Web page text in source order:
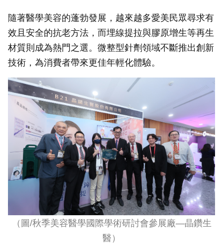
隨著醫學美容的蓬勃發展，越來越多愛美民眾尋求有
效且安全的抗老方法，而埋線提拉與膠原增生等再生
材質則成為熱門之選。微整型針劑領域不斷推出創新
技術，為消費者帶來更佳年輕化體驗。
（圖/秋季美容醫學國際學術研討會參展廠—晶鑽生
醫）